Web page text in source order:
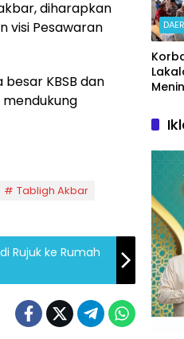
diharapkan
visi Pesawaran
KBSB dan
Tabligh Akbar
Rujuk ke Rumah
Gelar
Doa